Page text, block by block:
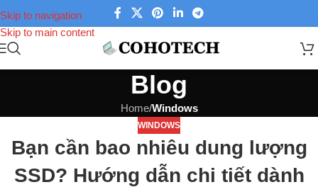
Skip to navigation
Skip to main content
Blog
Home/Windows
WINDOWS
Bạn cần bao nhiêu dung lượng
SSD? Hướng dẫn chi tiết dành